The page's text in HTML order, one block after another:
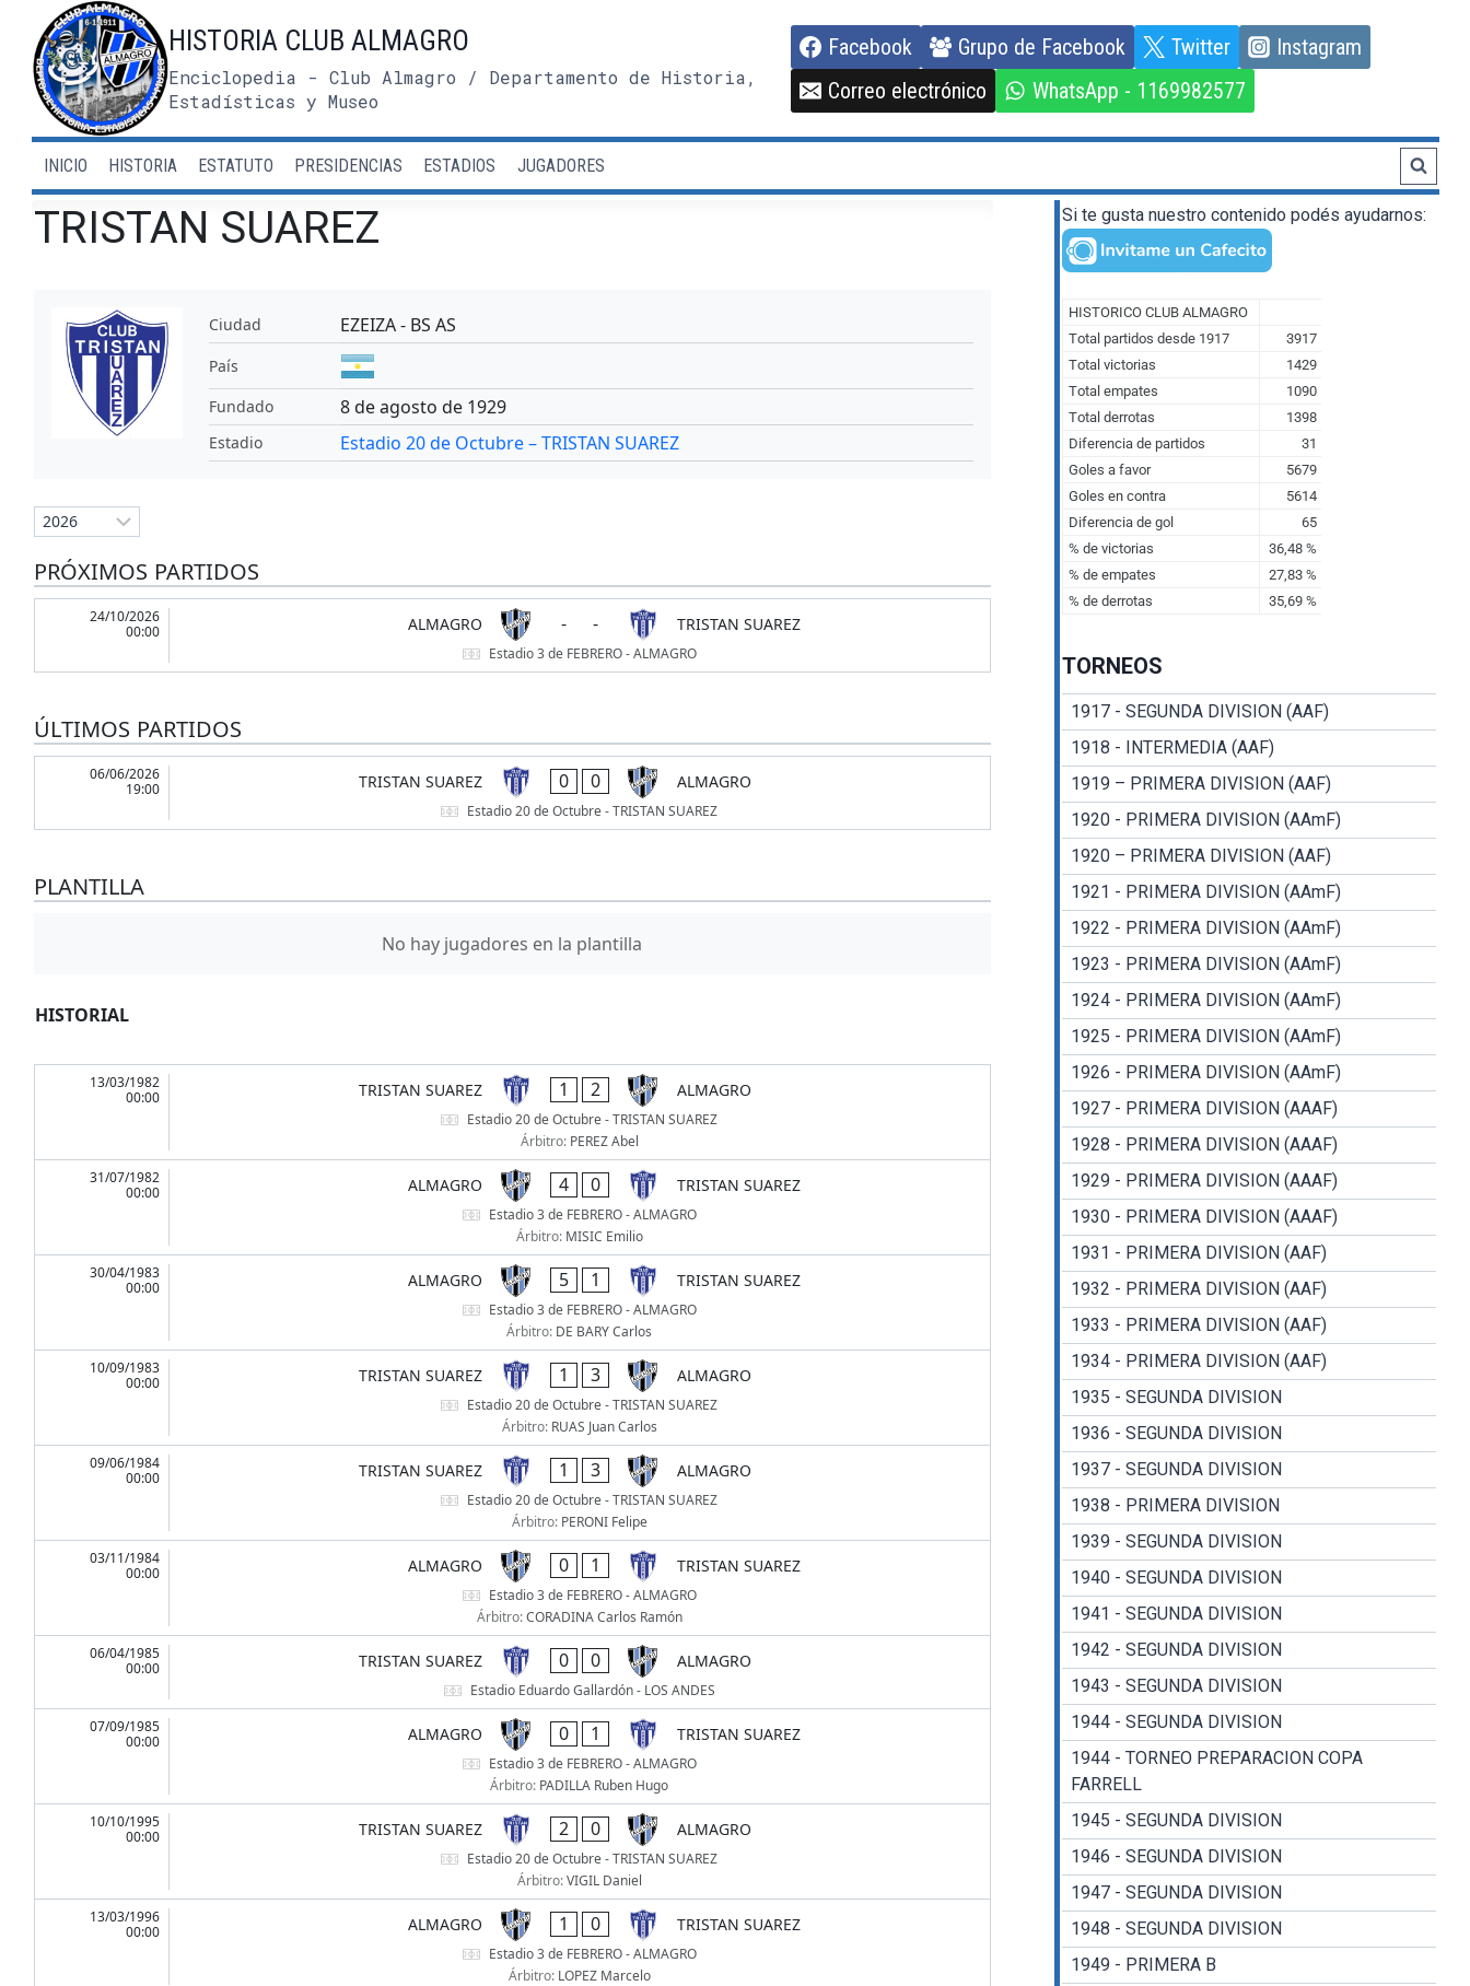
contenido
HISTORIA CLUB ALMAGRO
Enciclopedia - Club Almagro / Departamento de Historia,
Estadísticas y Museo
Facebook Grupo de Facebook Twitter
Instagram
Correo electrónico
WhatsApp - 1169982577
INICIO HISTORIA ESTATUTO PRESIDENCIAS ESTADIOS JUGADORES
TRISTAN SUAREZ
Ciudad EZEIZA - BS AS
País
Fundado
8 de agosto de 1929
Estadio Estadio 20 de Octubre – TRISTAN SUAREZ
PRÓXIMOS PARTIDOS
24/10/2026
00:00
ALMAGRO - - TRISTAN SUAREZ
Estadio 3 de FEBRERO - ALMAGRO
ÚLTIMOS PARTIDOS
06/06/2026
19:00
TRISTAN SUAREZ 0 0 ALMAGRO
Estadio 20 de Octubre - TRISTAN SUAREZ
PLANTILLA
No hay jugadores en la plantilla
HISTORIAL
13/03/1982
00:00
TRISTAN SUAREZ 1 2 ALMAGRO
Estadio 20 de Octubre - TRISTAN SUAREZ
Árbitro: PEREZ Abel
31/07/1982
00:00
ALMAGRO 4 0 TRISTAN SUAREZ
Estadio 3 de FEBRERO - ALMAGRO
Árbitro: MISIC Emilio
30/04/1983
00:00
ALMAGRO 5 1 TRISTAN SUAREZ
Estadio 3 de FEBRERO - ALMAGRO
Árbitro: DE BARY Carlos
10/09/1983
00:00
TRISTAN SUAREZ 1 3 ALMAGRO
Estadio 20 de Octubre - TRISTAN SUAREZ
Árbitro: RUAS Juan Carlos
09/06/1984
00:00
TRISTAN SUAREZ 1 3 ALMAGRO
Estadio 20 de Octubre - TRISTAN SUAREZ
Árbitro: PERONI Felipe
03/11/1984
00:00
ALMAGRO 0 1 TRISTAN SUAREZ
Estadio 3 de FEBRERO - ALMAGRO
Árbitro:CORADINA Carlos Ramón
06/04/1985
00:00
TRISTAN SUAREZ 0 0 ALMAGRO
Estadio Eduardo Gallardón - LOS ANDES
07/09/1985
00:00
ALMAGRO 0 1 TRISTAN SUAREZ
Estadio 3 de FEBRERO - ALMAGRO
Árbitro: PADILLA Ruben Hugo
10/10/1995
00:00
TRISTAN SUAREZ 2 0 ALMAGRO
Estadio 20 de Octubre - TRISTAN SUAREZ
Árbitro:VIGIL Daniel
13/03/1996
00:00
ALMAGRO 1 0 TRISTAN SUAREZ
Estadio 3 de FEBRERO - ALMAGRO
Árbitro: LOPEZ Marcelo
Si te gusta nuestro contenido podés ayudarnos:
TORNEOS
1917 - SEGUNDA DIVISION (AAF)
1918 - INTERMEDIA (AAF)
1919 – PRIMERA DIVISION (AAF)
1920 - PRIMERA DIVISION (AAmF)
1920 – PRIMERA DIVISION (AAF)
1921 - PRIMERA DIVISION (AAmF)
1922 - PRIMERA DIVISION (AAmF)
1923 - PRIMERA DIVISION (AAmF)
1924 - PRIMERA DIVISION (AAmF)
1925 - PRIMERA DIVISION (AAmF)
1926 - PRIMERA DIVISION (AAmF)
1927 - PRIMERA DIVISION (AAAF)
1928 - PRIMERA DIVISION (AAAF)
1929 - PRIMERA DIVISION (AAAF)
1930 - PRIMERA DIVISION (AAAF)
1931 - PRIMERA DIVISION (AAF)
1932 - PRIMERA DIVISION (AAF)
1933 - PRIMERA DIVISION (AAF)
1934 - PRIMERA DIVISION (AAF)
1935 - SEGUNDA DIVISION
1936 - SEGUNDA DIVISION
1937 - SEGUNDA DIVISION
1938 - PRIMERA DIVISION
1939 - SEGUNDA DIVISION
1940 - SEGUNDA DIVISION
1941 - SEGUNDA DIVISION
1942 - SEGUNDA DIVISION
1943 - SEGUNDA DIVISION
1944 - SEGUNDA DIVISION
1944 - TORNEO PREPARACION COPA
FARRELL
1945 - SEGUNDA DIVISION
1946 - SEGUNDA DIVISION
1947 - SEGUNDA DIVISION
1948 - SEGUNDA DIVISION
1949 - PRIMERA B